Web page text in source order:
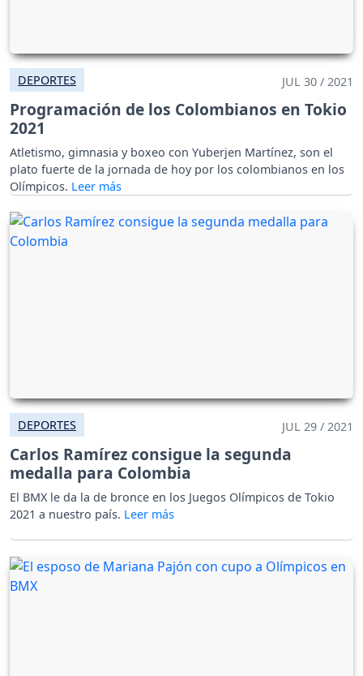
DEPORTES JUL 30 / 2021
Programación de los Colombianos en Tokio
2021
Atletismo, gimnasia y boxeo con Yuberjen Martínez, son el
plato fuerte de la jornada de hoy por los colombianos en los
Olímpicos.
DEPORTES JUL 29 / 2021
Carlos Ramírez consigue la segunda
medalla para Colombia
El BMX le da la de bronce en los Juegos Olímpicos de Tokio
2021 a nuestro país.